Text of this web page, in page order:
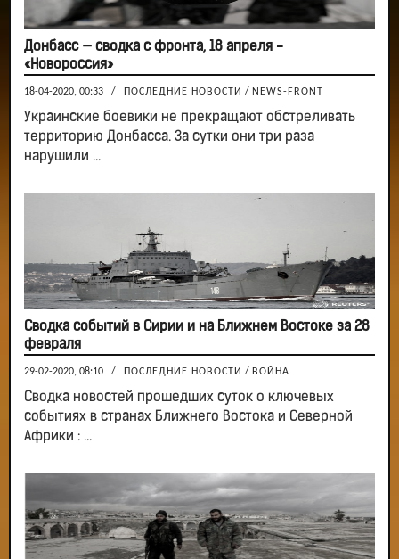
Донбасс — сводка с фронта, 18 апреля -
«Новороссия»
18-04-2020, 00:33 / ПОСЛЕДНИЕ НОВОСТИ / NEWS-FRONT
Украинские боевики не прекращают обстреливать
территорию Донбасса. За сутки они три раза
нарушили ...
Сводка событий в Сирии и на Ближнем Востоке за 28
февраля
29-02-2020, 08:10 / ПОСЛЕДНИЕ НОВОСТИ / ВОЙНА
Сводка новостей прошедших суток о ключевых
событиях в странах Ближнего Востока и Северной
Африки : ...